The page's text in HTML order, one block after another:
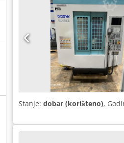
Stanje: dobar (korišteno),